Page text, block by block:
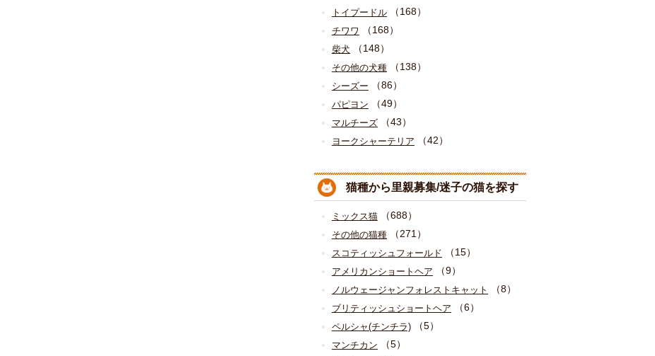
トイプードル （168）
チワワ （168）
柴犬 （148）
その他の犬種 （138）
シーズー （86）
パピヨン （49）
マルチーズ （43）
ヨークシャーテリア （42）
猫種から里親募集/迷子の猫を探す
ミックス猫 （688）
その他の猫種 （271）
スコティッシュフォールド （15）
アメリカンショートヘア （9）
ノルウェージャンフォレストキャット （8）
ブリティッシュショートヘア （6）
ペルシャ(チンチラ) （5）
マンチカン （5）